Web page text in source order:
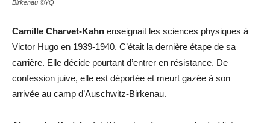
Birkenau ©YQ
Camille Charvet-Kahn enseignait les sciences physiques à
Victor Hugo en 1939-1940. C’était la dernière étape de sa
carrière. Elle décide pourtant d’entrer en résistance. De
confession juive, elle est déportée et meurt gazée à son
arrivée au camp d’Auschwitz-Birkenau.